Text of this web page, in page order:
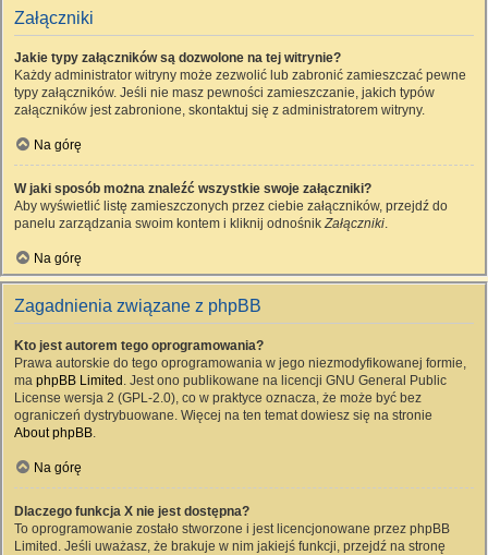
Załączniki
Jakie typy załączników są dozwolone na tej witrynie?
Każdy administrator witryny może zezwolić lub zabronić zamieszczać pewne
typy załączników. Jeśli nie masz pewności zamieszczanie, jakich typów
załączników jest zabronione, skontaktuj się z administratorem witryny.
Na górę
W jaki sposób można znaleźć wszystkie swoje załączniki?
Aby wyświetlić listę zamieszczonych przez ciebie załączników, przejdź do
panelu zarządzania swoim kontem i kliknij odnośnikZałączniki.
Na górę
Zagadnienia związane z phpBB
Kto jest autorem tego oprogramowania?
Prawa autorskie do tego oprogramowania w jego niezmodyfikowanej formie,
ma phpBB Limited . Jest ono publikowane na licencji GNU General Public
License wersja 2 (GPL-2.0), co w praktyce oznacza, że może być bez
ograniczeń dystrybuowane. Więcej na ten temat dowiesz się na stronie
About phpBB.
Na górę
Dlaczego funkcja X nie jest dostępna?
To oprogramowanie zostało stworzone i jest licencjonowane przez phpBB
Limited. Jeśli uważasz, że brakuje w nim jakiejś funkcji, przejdź na stronę